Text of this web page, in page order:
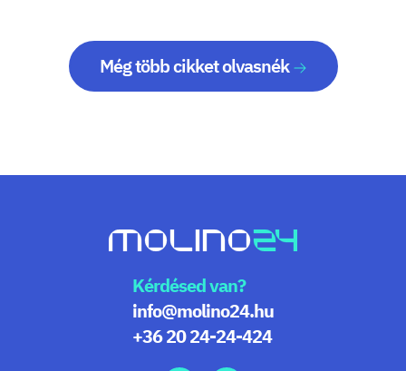
Még több cikket olvasnék
Kérdésed van?
info@molino24.hu
+36 20 24-24-424